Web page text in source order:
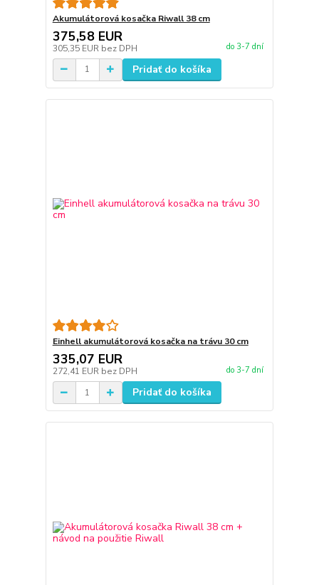
Akumulátorová kosačka Riwall 38 cm
375,58 EUR
305,35 EUR bez DPH do 3-7 dní
Pridať do košíka
Einhell akumulátorová kosačka na trávu 30 cm
335,07 EUR
272,41 EUR bez DPH do 3-7 dní
Pridať do košíka